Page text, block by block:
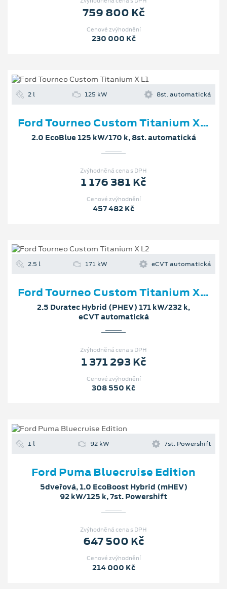
759 800 Kč
Cenové zvýhodnění
230 000 Kč
2 l 125 kW 8st. automatická
Ford Tourneo Custom Titanium X L1
2.0 EcoBlue 125 kW/170 k, 8st. automatická
Zvýhodněná cena s DPH
1 176 381 Kč
Cenové zvýhodnění
457 482 Kč
2.5 l 171 kW eCVT automatická
Ford Tourneo Custom Titanium X L2
2.5 Duratec Hybrid (PHEV) 171 kW/232 k,
eCVT automatická
Zvýhodněná cena s DPH
1 371 293 Kč
Cenové zvýhodnění
308 550 Kč
1 l 92 kW 7st. Powershift
Ford Puma Bluecruise Edition
5dveřová, 1.0 EcoBoost Hybrid (mHEV)
92 kW/125 k, 7st. Powershift
Zvýhodněná cena s DPH
647 500 Kč
Cenové zvýhodnění
214 000 Kč